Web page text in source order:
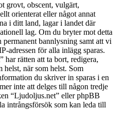
grovt, obscent, vulgärt,
orienterat eller något annat
i ditt land, lagar i landet där
lag. Om du bryter mot detta
bannlysning samt att vi
adressen för alla inlägg sparas.
har rätten att ta bort, redigera,
helst, när som helst. Som
du skriver in sparas i en
inte att delges till någon tredje
“Ljudoljus.net” eller phpBB
intrångsförsök som kan leda till